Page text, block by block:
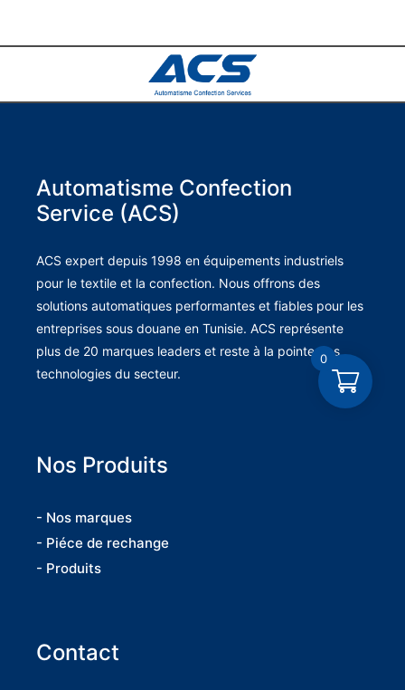
Automatisme Confection
Service (ACS)
ACS expert depuis 1998 en équipements industriels
pour le textile et la confection. Nous offrons des
solutions automatiques performantes et fiables pour les
entreprises sous douane en Tunisie. ACS représente
plus de 20 marques leaders et reste à la pointe des
technologies du secteur.
Nos Produits
- Nos marques
- Piéce de rechange
- Produits
Contact
0